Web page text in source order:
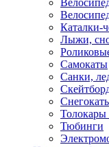
Каталки-
Лыжи,
Самокаты
Санки,
Толокары
Тюбинги